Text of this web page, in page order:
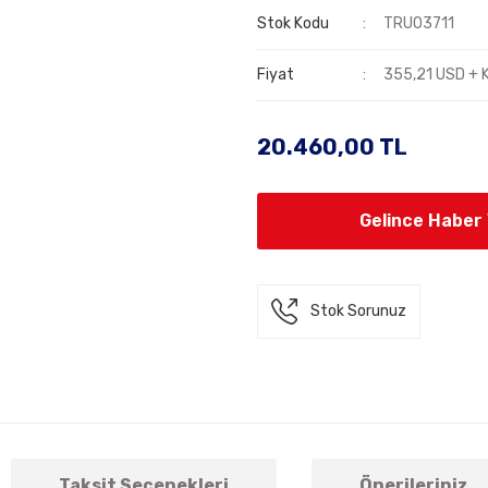
Stok Kodu TRU03711
Fiyat 355,21 USD +
20.460,00 TL
Gelince Haber
Stok Sorunuz